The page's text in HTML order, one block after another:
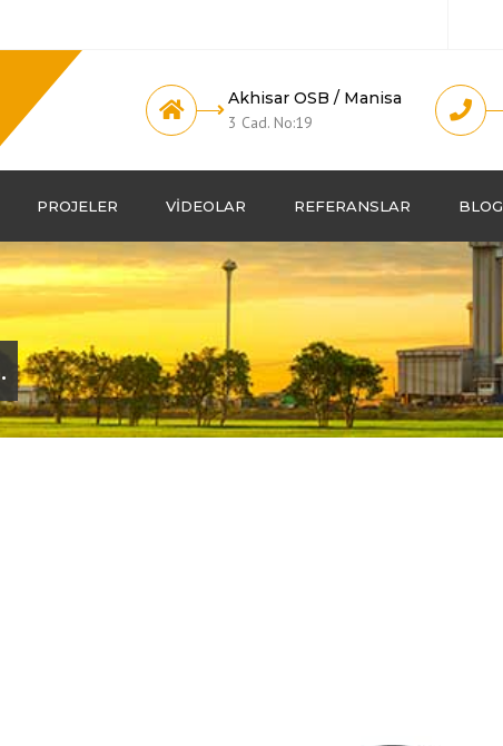
Akhisar OSB / Manisa
3 Cad. No:19
PROJELER VIDEOLAR REFERANSLAR BLOG